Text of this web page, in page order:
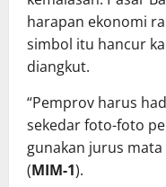
harapan ekonomi
simbol itu hancur
diangkut.
“Pemprov harus
sekedar foto-foto
gunakan jurus
(MIM-1).